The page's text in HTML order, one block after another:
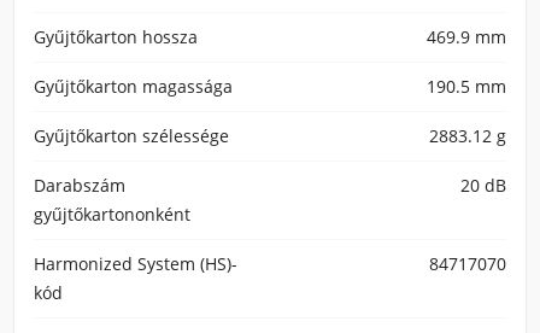
Gyűjtőkarton hossza 469.9 mm
Gyűjtőkarton magassága 190.5 mm
Gyűjtőkarton szélessége 2883.12 g
Darabszám
gyűjtőkartononként
20 dB
Harmonized System (HS)-
kód
84717070